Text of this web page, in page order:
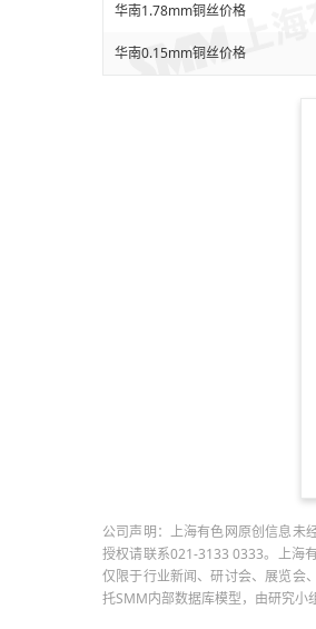
华南1.78mm铜丝价格
华南0.15mm铜丝价格
公司声明：上海有色网原创信息未
授权请联系021-3133 0333。上海
仅限于行业新闻、研讨会、展览会
托SMM内部数据库模型，由研究小